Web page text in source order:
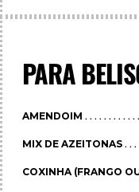
PARA
AMENDOIM . . . . . . . . . . .
MIX DE AZEITONAS . . .
COXINHA (FRANGO